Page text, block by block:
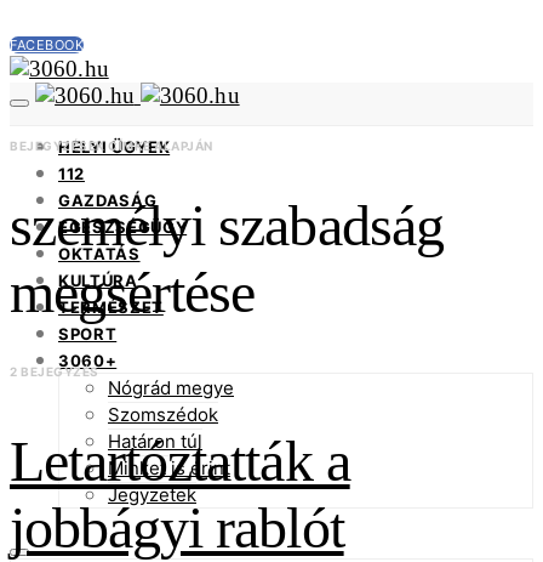
FACEBOOK
HELYI ÜGYEK
112
GAZDASÁG
EGÉSZSÉGÜGY
OKTATÁS
KULTÚRA
TERMÉSZET
SPORT
3060+
Nógrád megye
Szomszédok
Határon túl
Minket is érint
Jegyzetek
BEJEGYZÉSEK CÍMKE ALAPJÁN
személyi szabadság
megsértése
2 BEJEGYZÉS
Letartóztatták a
jobbágyi rablót